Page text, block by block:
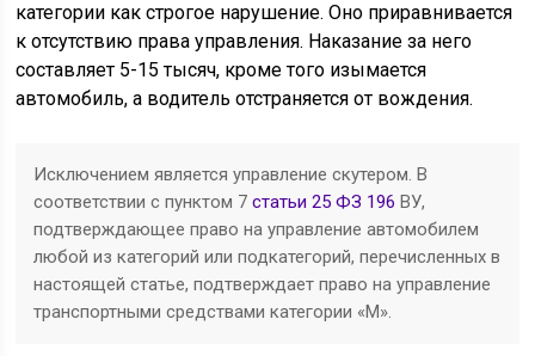
категории как строгое нарушение. Оно приравнивается
к отсутствию права управления. Наказание за него
составляет 5-15 тысяч, кроме того изымается
автомобиль, а водитель отстраняется от вождения.
Исключением является управление скутером. В
соответствии с пунктом 7статьи 25 ФЗ 196 ВУ,
подтверждающее право на управление автомобилем
любой из категорий или подкатегорий, перечисленных в
настоящей статье, подтверждает право на управление
транспортными средствами категории «M».